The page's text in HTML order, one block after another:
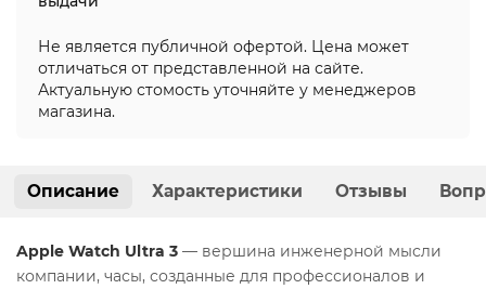
Не является публичной офертой. Цена может
отличаться от представленной на сайте.
Актуальную стомость уточняйте у менеджеров
магазина.
Описание Характеристики Отзывы
Apple Watch Ultra 3 — вершина инженерной мысли
компании, часы, созданные для профессионалов и